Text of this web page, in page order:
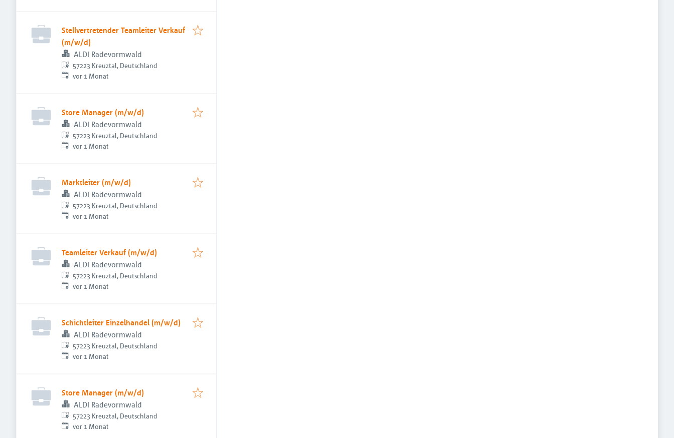
Stellvertretender Teamleiter Verkauf
(m/w/d)
ALDI Radevormwald
57223 Kreuztal, Deutschland
Veröffentlicht:
vor 1 Monat
Store Manager (m/w/d)
ALDI Radevormwald
57223 Kreuztal, Deutschland
Veröffentlicht:
vor 1 Monat
Marktleiter (m/w/d)
ALDI Radevormwald
57223 Kreuztal, Deutschland
Veröffentlicht:
vor 1 Monat
Teamleiter Verkauf (m/w/d)
ALDI Radevormwald
57223 Kreuztal, Deutschland
Veröffentlicht:
vor 1 Monat
Schichtleiter Einzelhandel (m/w/d)
ALDI Radevormwald
57223 Kreuztal, Deutschland
Veröffentlicht:
vor 1 Monat
Store Manager (m/w/d)
ALDI Radevormwald
57223 Kreuztal, Deutschland
Veröffentlicht:
vor 1 Monat